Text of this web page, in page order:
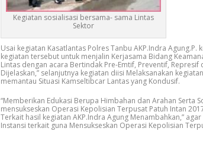
Kegiatan sosialisasi bersama- sama Lintas
Sektor
Usai kegiatan Kasatlantas Polres Tanbu AKP.Indra
kegiatan tersebut untuk menjalin Kerjasama Bidang
Lintas dengan acara Bertindak Pre-Emtif, Preventif,
Dijelaskan,” selanjutnya kegiatan diisi Melaksanakan
memantau Situasi Kamseltibcar Lantas yang Kondusif.
“Memberikan Edukasi Berupa Himbahan dan Arahan Serta
mensukseskan Operasi Kepolisian Terpusat Patuh Intan
Terkait hasil kegiatan AKP.Indra Agung Menambahkan,”
Instansi terkait guna Mensukseskan Operasi Kepolisian